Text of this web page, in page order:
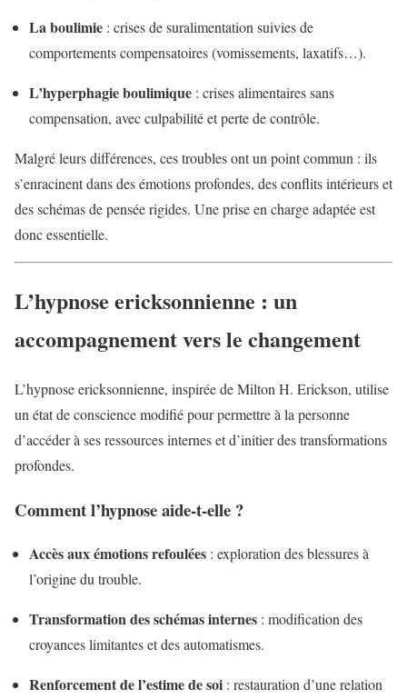
La boulimie : crises de suralimentation suivies de
comportements compensatoires (vomissements, laxatifs…).
L’hyperphagie boulimique : crises alimentaires sans
compensation, avec culpabilité et perte de contrôle.
Malgré leurs différences, ces troubles ont un point commun : ils
s’enracinent dans des émotions profondes, des conflits intérieurs et
des schémas de pensée rigides. Une prise en charge adaptée est
donc essentielle.
L’hypnose ericksonnienne : un
accompagnement vers le changement
L’hypnose ericksonnienne, inspirée de Milton H. Erickson, utilise
un état de conscience modifié pour permettre à la personne
d’accéder à ses ressources internes et d’initier des transformations
profondes.
Comment l’hypnose aide-t-elle ?
Accès aux émotions refoulées : exploration des blessures à
l’origine du trouble.
Transformation des schémas internes : modification des
croyances limitantes et des automatismes.
Renforcement de l’estime de soi : restauration d’une relation